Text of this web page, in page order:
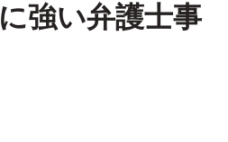
に強い弁護士事